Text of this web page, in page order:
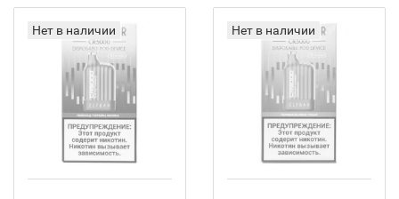
Нет в наличии Нет в наличии